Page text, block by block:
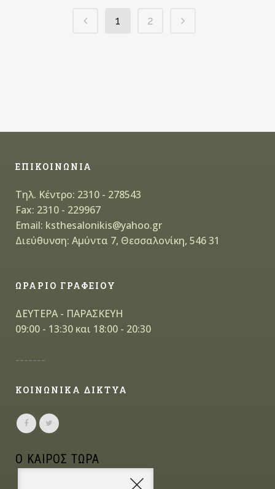
1 2
ΕΠΙΚΟΙΝΩΝΙΑ
Τηλ. Κέντρο: 2310 - 278543
Fax: 2310 - 229967
Email: ksthesalonikis@yahoo.gr
Διεύθυνση: Αμύντα 7, Θεσσαλονίκη, 546 31
ΩΡΑΡΙΟ ΓΡΑΦΕΙΟΥ
ΔΕΥΤΕΡΑ - ΠΑΡΑΣΚΕΥΗ
09:00 - 13:30 και 18:00 - 20:30
-------
ΚΟΙΝΩΝΙΚΑ ΔΙΚΤΥΑ
Ο ΚΑΙΡΟΣ ΤΩΡΑ